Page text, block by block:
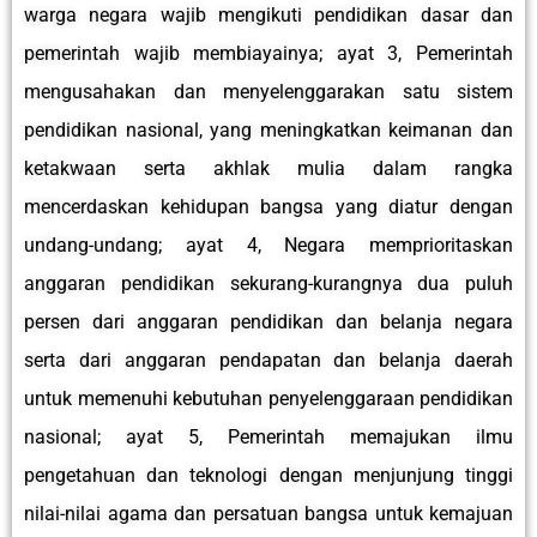
warga negara wajib mengikuti pendidikan dasar dan
pemerintah wajib membiayainya; ayat 3, Pemerintah
mengusahakan dan menyelenggarakan satu sistem
pendidikan nasional, yang meningkatkan keimanan dan
ketakwaan serta akhlak mulia dalam rangka
mencerdaskan kehidupan bangsa yang diatur dengan
undang-undang; ayat 4, Negara memprioritaskan
anggaran pendidikan sekurang-kurangnya dua puluh
persen dari anggaran pendidikan dan belanja negara
serta dari anggaran pendapatan dan belanja daerah
untuk memenuhi kebutuhan penyelenggaraan pendidikan
nasional; ayat 5, Pemerintah memajukan ilmu
pengetahuan dan teknologi dengan menjunjung tinggi
nilai-nilai agama dan persatuan bangsa untuk kemajuan